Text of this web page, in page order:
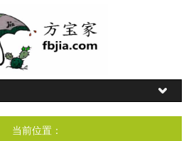
当前位置：